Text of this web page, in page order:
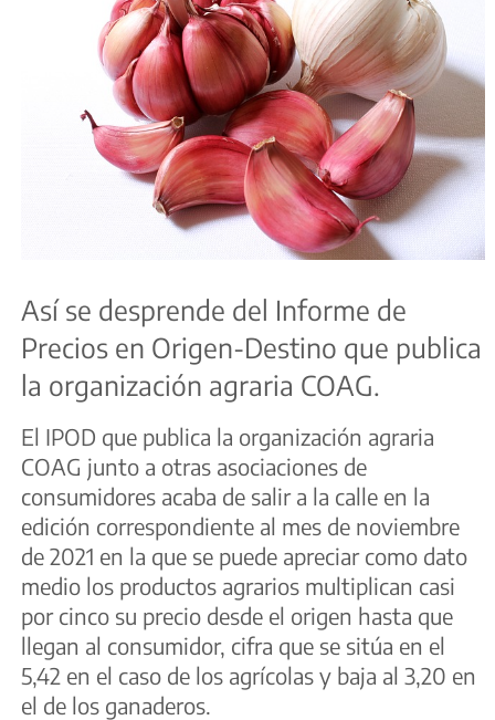
Así se desprende del Informe de
Precios en Origen-Destino que publica
la organización agraria COAG.
El IPOD que publica la organización agraria
COAG junto a otras asociaciones de
consumidores acaba de salir a la calle en la
edición correspondiente al mes de noviembre
de 2021 en la que se puede apreciar como dato
medio los productos agrarios multiplican casi
por cinco su precio desde el origen hasta que
llegan al consumidor, cifra que se sitúa en el
5,42 en el caso de los agrícolas y baja al 3,20 en
el de los ganaderos.